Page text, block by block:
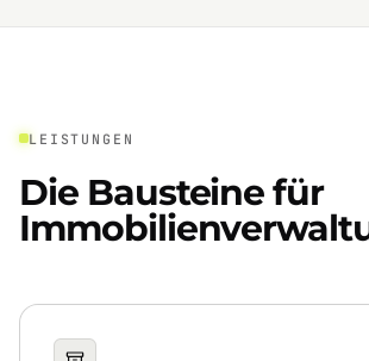
LEISTUNGEN
Die Bausteine für